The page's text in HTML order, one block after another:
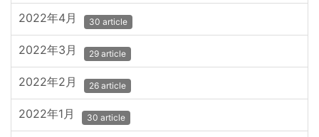
2022年4月 30 article
2022年3月 29 article
2022年2月 26 article
2022年1月 30 article